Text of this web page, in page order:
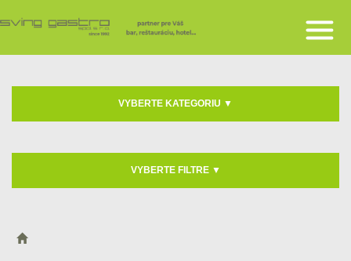
VYBERTE KATEGORIU ▼
VYBERTE FILTRE ▼